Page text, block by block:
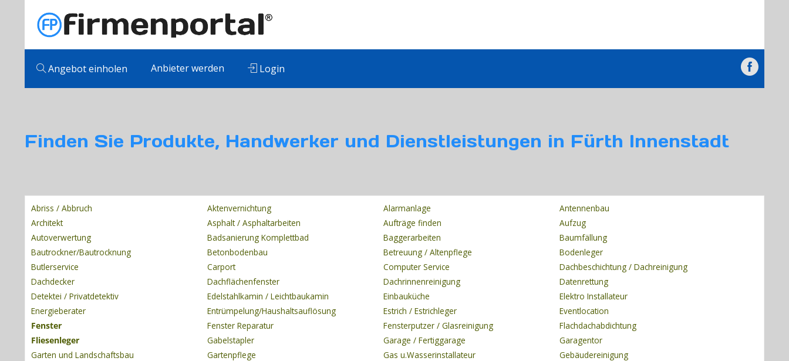
Angebot einholen Anbieter werden Login
Finden Sie Produkte, Handwerker und Dienstleistungen in Fürth Innenstadt
Abriss / Abbruch Aktenvernichtung Alarmanlage
Antennenbau
Architekt
Asphalt / Asphaltarbeiten Aufträge finden
Aufzug
Autoverwertung
Badsanierung Komplettbad Baggerarbeiten
Baumfällung
Bautrockner/Bautrocknung
Betonbodenbau Betreuung / Altenpflege
Bodenleger
Butlerservice
Carport Computer Service
Dachbeschichtung / Dachreinigung
Dachdecker
Dachflächenfenster Dachrinnenreinigung
Datenrettung
Detektei / Privatdetektiv
Edelstahlkamin / Leichtbaukamin Einbauküche
Elektro Installateur
Energieberater
Entrümpelung/Haushaltsauflösung Estrich / Estrichleger
Eventlocation
Fenster
Fenster Reparatur Fensterputzer / Glasreinigung
Flachdachabdichtung
Fliesenleger
Gabelstapler Garage / Fertiggarage
Garagentor
Garten und Landschaftsbau
Gartenpflege Gas u.Wasserinstallateur
Gebäudereinigung